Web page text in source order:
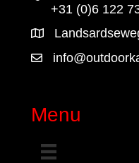
+31 (0)6 122
Menu